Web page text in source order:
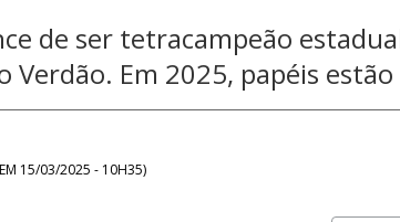
de ser tetracampeão
Verdão. Em 2025, papéis
15/03/2025 - 10H35)